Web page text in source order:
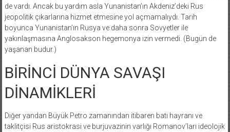
de vardı. Ancak bu yardım asla Yunanistan’ın Akdeniz’deki Rus
jeopolitik çıkarlarına hizmet etmesine yol açmamalıydı. Tarih
boyunca Yunanistan’ın Rusya ve daha sonra Sovyetler ile
yakınlaşmasına Anglosakson hegemonya izin vermedi. (Bugün de
yaşanan budur.)
BİRİNCİ DÜNYA SAVAŞI
DİNAMİKLERİ
Diğer yandan Büyük Petro zamanından itibaren batı hayranı ve
taklitçisi Rus aristokrasi ve burjuvazinin varlığı Romanov’ları ideolojik